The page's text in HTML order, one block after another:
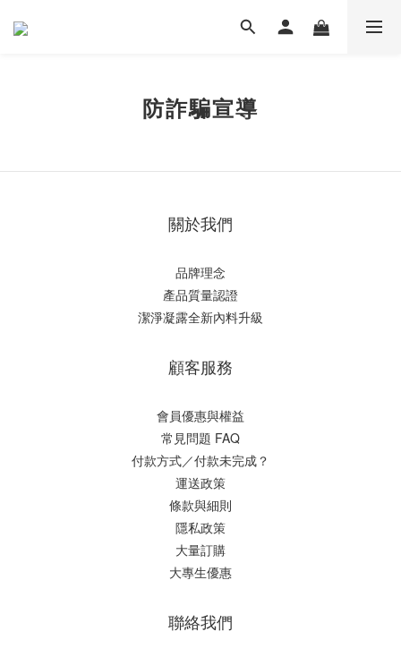
防詐騙宣導
關於我們
品牌理念
產品質量認證
潔淨凝露全新內料升級
顧客服務
會員優惠與權益
常見問題 FAQ
付款方式／付款未完成？
運送政策
條款與細則
隱私政策
大量訂購
大專生優惠
聯絡我們